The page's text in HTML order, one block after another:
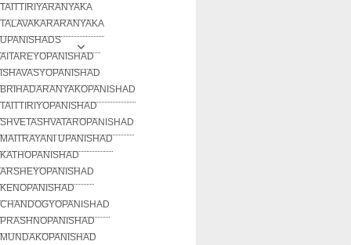
TAITTIRIYARANYAKA
TALAVAKARARANYAKA
UPANISHADS
AITAREYOPANISHAD
ISHAVASYOPANISHAD
BRIHADARANYAKOPANISHAD
TAITTIRIYOPANISHAD
SHVETASHVATAROPANISHAD
MAITRAYANI UPANISHAD
KATHOPANISHAD
ARSHEYOPANISHAD
KENOPANISHAD
CHANDOGYOPANISHAD
PRASHNOPANISHAD
MUNDAKOPANISHAD